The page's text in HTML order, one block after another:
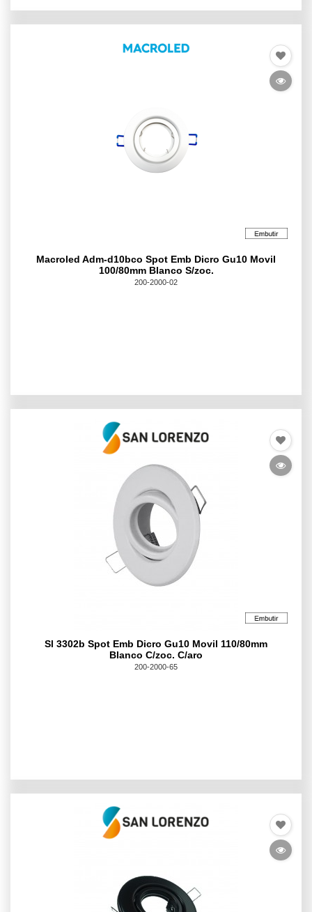
Macroled Adm-d10bco Spot Emb Dicro Gu10 Movil
100/80mm Blanco S/zoc.
200-2000-02
Sl 3302b Spot Emb Dicro Gu10 Movil 110/80mm
Blanco C/zoc. C/aro
200-2000-65